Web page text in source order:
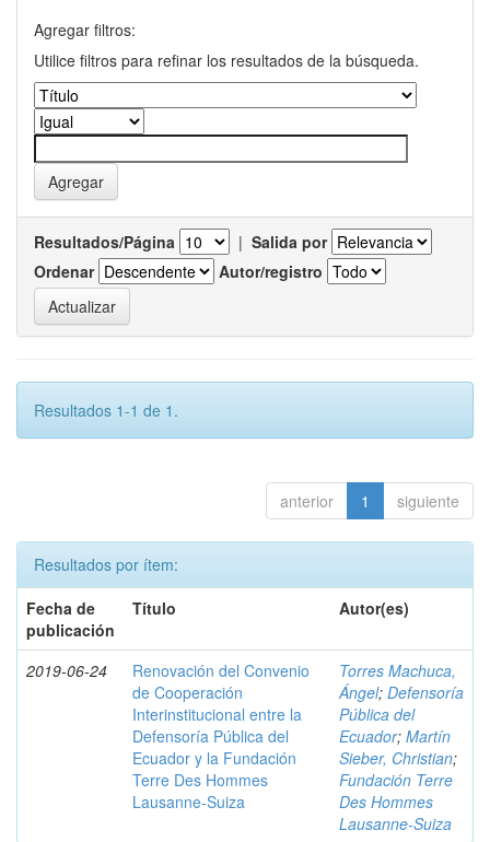
Agregar filtros:
Utilice filtros para refinar los resultados de la búsqueda.
Resultados/Página | Salida por
Ordenar
Autor/registro
Resultados 1-1 de 1.
anterior 1 siguiente
Resultados por ítem:
Fecha de
publicación
Título Autor(es)
2019-06-24
Renovación del Convenio
de Cooperación
Interinstitucional entre la
Defensoría Pública del
Ecuador y la Fundación
Terre Des Hommes
Lausanne-Suiza
Torres Machuca,
Ángel; Defensoría
Pública del
Ecuador; Martín
Sieber, Christian;
Fundación Terre
Des Hommes
Lausanne-Suiza